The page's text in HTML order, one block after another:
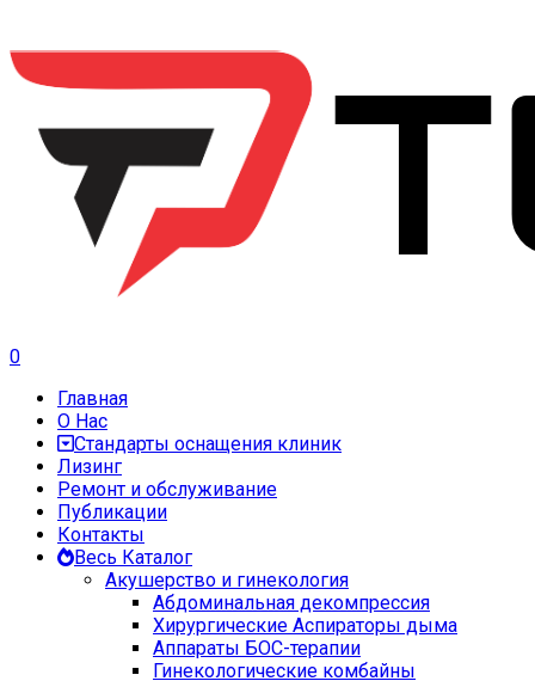
0
Главная
О Нас
Стандарты оснащения клиник
Лизинг
Ремонт и обслуживание
Публикации
Контакты
Весь Каталог
Акушерство и гинекология
Абдоминальная декомпрессия
Хирургические Аспираторы дыма
Аппараты БОС-терапии
Гинекологические комбайны